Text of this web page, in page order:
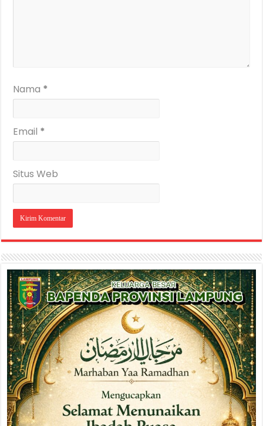
Nama *
Email *
Situs Web